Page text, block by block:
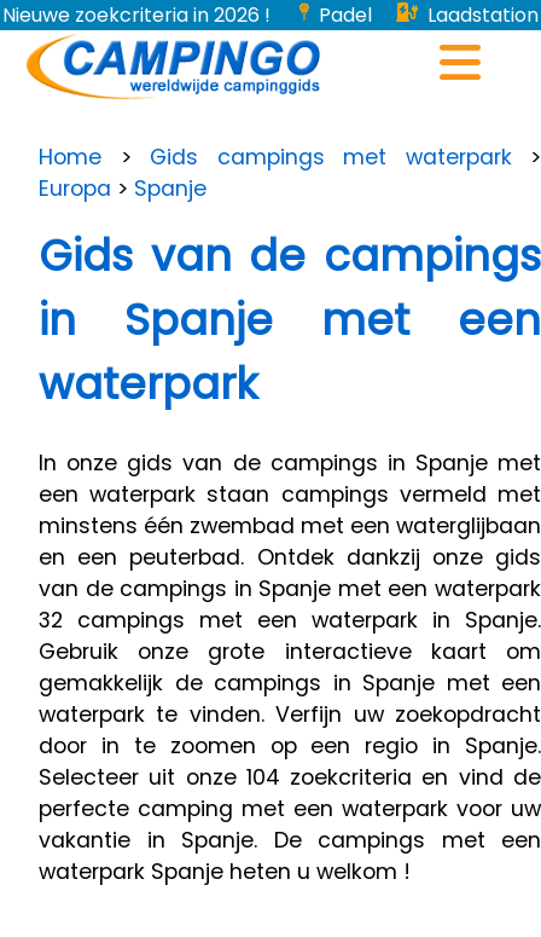
Nieuwe zoekcriteria in 2026 ! Padel
Laadstation
voor elektrische voertuigen...
Home > Gids campings met waterpark>
Europa > Spanje
Gids van de campings
in Spanje met een
waterpark
In onze gids van de campings in Spanje met
een waterpark staan ​​campings vermeld met
minstens één zwembad met een waterglijbaan
en een peuterbad. Ontdek dankzij onze gids
van de campings in Spanje met een waterpark
32 campings met een waterpark in Spanje.
Gebruik onze grote interactieve kaart om
gemakkelijk de campings in Spanje met een
waterpark te vinden. Verfijn uw zoekopdracht
door in te zoomen op een regio in Spanje.
Selecteer uit onze 104 zoekcriteria en vind de
perfecte camping met een waterpark voor uw
vakantie in Spanje. De campings met een
waterpark Spanje heten u welkom !